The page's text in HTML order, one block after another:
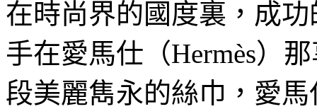
在時尚界的國度裏，成
手在愛馬仕（Hermès）
段美麗雋永的絲巾，愛